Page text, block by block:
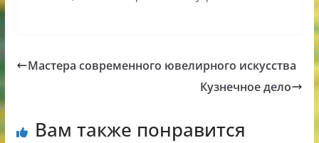
Мастера современного ювелирного искусства
Кузнечное дело
Вам также понравится